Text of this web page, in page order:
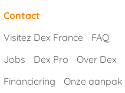
Contact
Visitez Dex France
FAQ
Jobs
Dex Pro
Over Dex
Financiering
Onze aanpak